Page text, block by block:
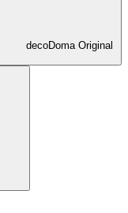
decoDoma Original